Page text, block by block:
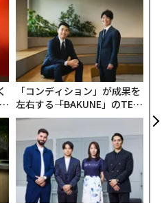
「コンディション」が成果を
左右する――「BAKUNE」のTEN
TIALが支える「挑戦者の明